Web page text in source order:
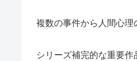
複数の事件から人間心理
シリーズ補完的な重要作